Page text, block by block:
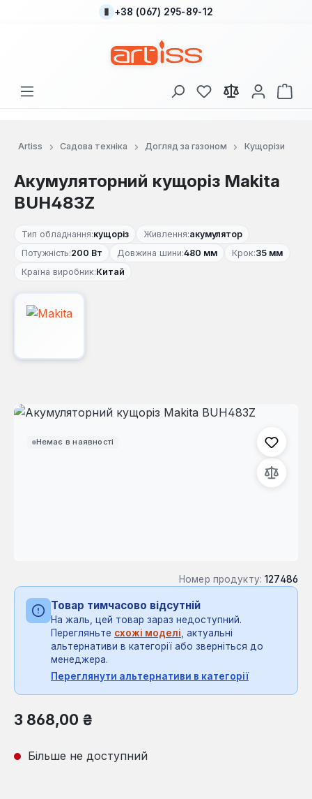
Перейти до основного вмісту
+38 (067) 295-89-12
У вас є 0 у списку
Artiss Садова техніка Догляд за газоном Кущорізи
Акумуляторний кущоріз Makita
BUH483Z
Тип обладнання:кущоріз Живлення:акумулятор
Потужність:200 Вт Довжина шини:480 мм Крок:35 мм
Країна виробник:Китай
Немає в наявності
Пропустити галерею зображень
Номер продукту: 127486
Товар тимчасово відсутній
На жаль, цей товар зараз недоступний.
Перегляньте схожі моделі , актуальні
альтернативи в категорії або зверніться до
менеджера.
Переглянути альтернативи в категорії
Звичайна ціна:
3 868,00 ₴
Більше не доступний